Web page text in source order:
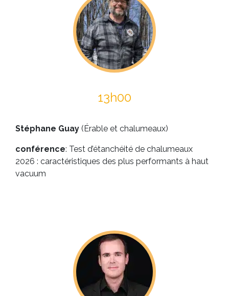
13h00
Stéphane Guay (Érable et chalumeaux)
conférence: Test d’étanchéité de chalumeaux
2026 : caractéristiques des plus performants à haut
vacuum